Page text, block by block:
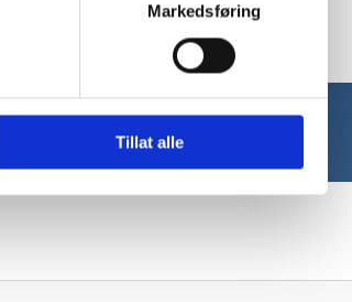
Markedsføring
Tillat alle